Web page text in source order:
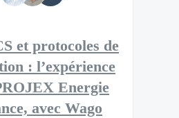
et protocoles de
: l’expérience
Energie
avec Wago